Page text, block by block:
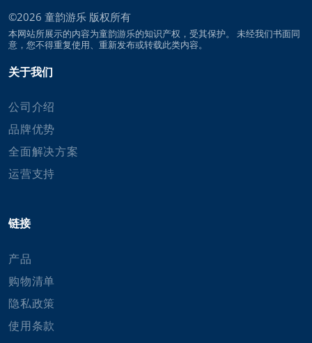
©2026 童韵游乐 版权所有
本网站所展示的内容为童韵游乐的知识产权，受其保护。 未经我们书面同
意，您不得重复使用、重新发布或转载此类内容。
关于我们
公司介绍
品牌优势
全面解决方案
运营支持
链接
产品
购物清单
隐私政策
使用条款